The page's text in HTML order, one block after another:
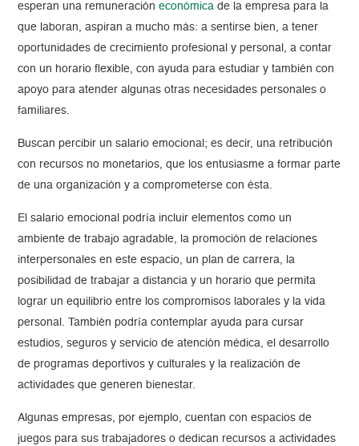
esperan una remuneracióneconómica de la empresa para la
que laboran, aspiran a mucho más: a sentirse bien, a tener
oportunidades de crecimiento profesional y personal, a contar
con un horario flexible, con ayuda para estudiar y también con
apoyo para atender algunas otras necesidades personales o
familiares.
Buscan percibir un salario emocional; es decir, una retribución
con recursos no monetarios, que los entusiasme a formar parte
de una organización y a comprometerse con ésta.
El salario emocional podría incluir elementos como un
ambiente de trabajo agradable, la promoción de relaciones
interpersonales en este espacio, un plan de carrera, la
posibilidad de trabajar a distancia y un horario que permita
lograr un equilibrio entre los compromisos laborales y la vida
personal. También podría contemplar ayuda para cursar
estudios, seguros y servicio de atención médica, el desarrollo
de programas deportivos y culturales y la realización de
actividades que generen bienestar.
Algunas empresas, por ejemplo, cuentan con espacios de
juegos para sus trabajadores o dedican recursos a actividades